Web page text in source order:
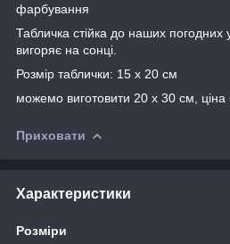
фарбування
Табличка стійка до наших погодних
вигоряє на сонці.
Розмір таблички: 15 х 20 см
можемо виготовити 20 х 30 см, ціна
Приховати
Характеристики
Розміри